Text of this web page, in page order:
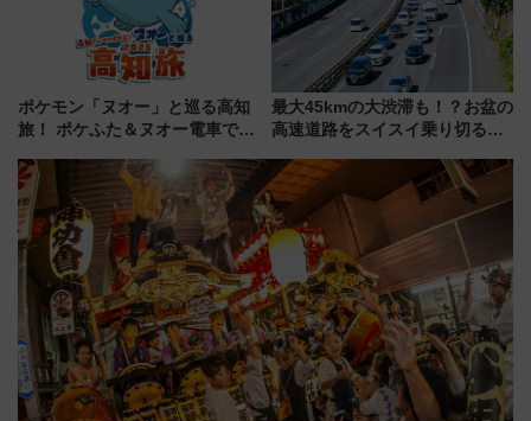
ポケモン「ヌオー」と巡る高知
旅！ ポケふた＆ヌオー電車で楽
路の絶景と絶品グルメを満喫！
（7月18日スタート）
最大45kmの大渋滞も！？お盆の
高速道路をスイスイ乗り切る快